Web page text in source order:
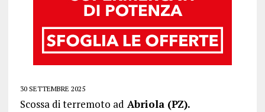
30 SETTEMBRE 2025
Scossa di terremoto ad Abriola (PZ).